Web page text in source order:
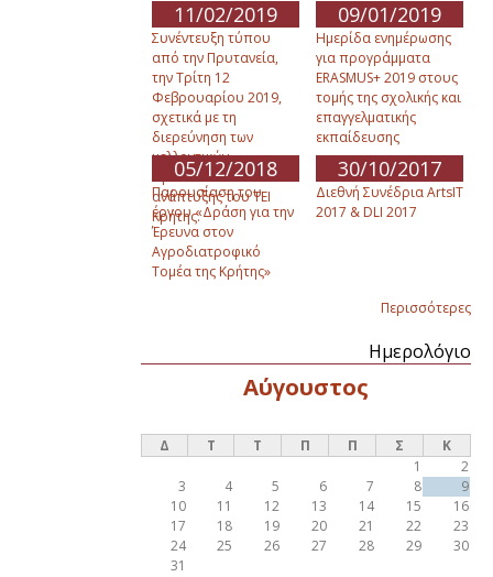
11/02/2019
Συνέντευξη τύπου
από την Πρυτανεία,
την Τρίτη 12
Φεβρουαρίου 2019,
σχετικά με τη
διερεύνηση των
μελλοντικών
προοπτικών
ανάπτυξης του ΤΕΙ
Κρήτης.
09/01/2019
Ημερίδα ενημέρωσης
για προγράμματα
ERASMUS+ 2019 στους
τομής της σχολικής και
επαγγελματικής
εκπαίδευσης
05/12/2018
Παρουσίαση του
έργου «Δράση για την
Έρευνα στον
Αγροδιατροφικό
Τομέα της Κρήτης»
30/10/2017
Διεθνή Συνέδρια ArtsIT
2017 & DLI 2017
Περισσότερες
Ημερολόγιο
Αύγουστος
Δ Τ Τ Π Π Σ
Κ
1
2
3
4 5 6 7 8
9
10
11 12 13 14 15
16
17
18 19 20 21 22
23
24
25 26 27 28 29
30
31